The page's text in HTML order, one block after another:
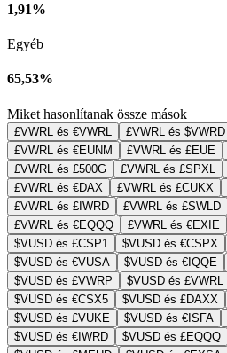
1,91%
Egyéb
65,53%
Miket hasonlítanak össze mások
£VWRL és €VWRL £VWRL és $VWRD
£VWRL és €EUNM
£VWRL és £EUE
£VWRL és £500G
£VWRL és £SPXL
£VWRL és €DAX
£VWRL és £CUKX
£VWRL és £IWRD
£VWRL és £SWLD
£VWRL és €EQQQ
£VWRL és €EXIE
$VUSD és £CSP1
$VUSD és €CSPX
$VUSD és €VUSA
$VUSD és €IQQE
$VUSD és £VWRP
$VUSD és £VWRL
$VUSD és €CSX5
$VUSD és £DAXX
$VUSD és £VUKE
$VUSD és €ISFA
$VUSD és €IWRD
$VUSD és £EQQQ